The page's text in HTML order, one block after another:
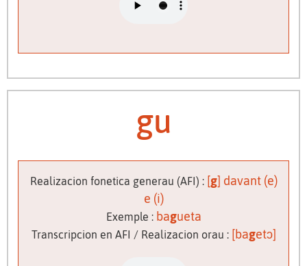
gu
Realizacion fonetica generau (AFI) : [g] davant (e)
e (i)
Exemple : bagueta
Transcripcion en AFI / Realizacion orau : [bagetɔ]